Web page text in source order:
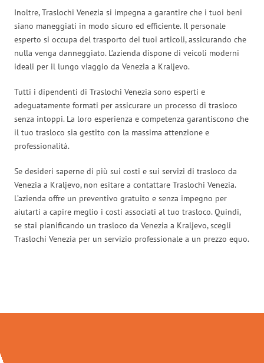
Inoltre, Traslochi Venezia si impegna a garantire che i tuoi beni
siano maneggiati in modo sicuro ed efficiente. Il personale
esperto si occupa del trasporto dei tuoi articoli, assicurando che
nulla venga danneggiato. L’azienda dispone di veicoli moderni
ideali per il lungo viaggio da Venezia a Kraljevo.
Tutti i dipendenti di Traslochi Venezia sono esperti e
adeguatamente formati per assicurare un processo di trasloco
senza intoppi. La loro esperienza e competenza garantiscono che
il tuo trasloco sia gestito con la massima attenzione e
professionalità.
Se desideri saperne di più sui costi e sui servizi di trasloco da
Venezia a Kraljevo, non esitare a contattare Traslochi Venezia.
L’azienda offre un preventivo gratuito e senza impegno per
aiutarti a capire meglio i costi associati al tuo trasloco. Quindi,
se stai pianificando un trasloco da Venezia a Kraljevo, scegli
Traslochi Venezia per un servizio professionale a un prezzo equo.